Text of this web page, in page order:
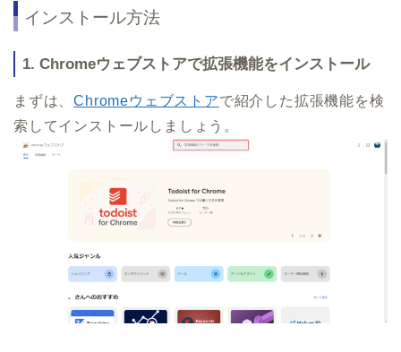
インストール方法
1. Chromeウェブストアで拡張機能をインストール
まずは、Chromeウェブストアで紹介した拡張機能を検
索してインストールしましょう。